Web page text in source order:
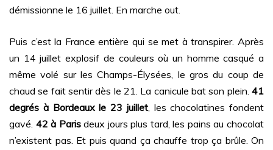
démissionne le 16 juillet. En marche out.
Puis c’est la France entière qui se met à transpirer. Après
un 14 juillet explosif de couleurs où un homme casqué a
même volé sur les Champs-Élysées, le gros du coup de
chaud se fait sentir dès le 21. La canicule bat son plein. 41
degrés à Bordeaux le 23 juillet, les chocolatines fondent
gavé. 42 à Parisdeux jours plus tard, les pains au chocolat
n’existent pas. Et puis quand ça chauffe trop ça brûle. On